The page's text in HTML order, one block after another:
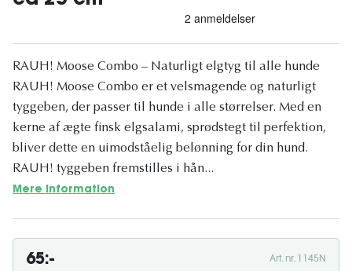
RAUH! Moose Combo – Naturligt elgtyg til alle hunde
RAUH! Moose Combo er et velsmagende og naturligt
tyggeben, der passer til hunde i alle størrelser. Med en
kerne af ægte finsk elgsalami, sprødstegt til perfektion,
bliver dette en uimodståelig belønning for din hund.
RAUH! tyggeben fremstilles i hån...
Mere information
65:- Art. nr. 1145N